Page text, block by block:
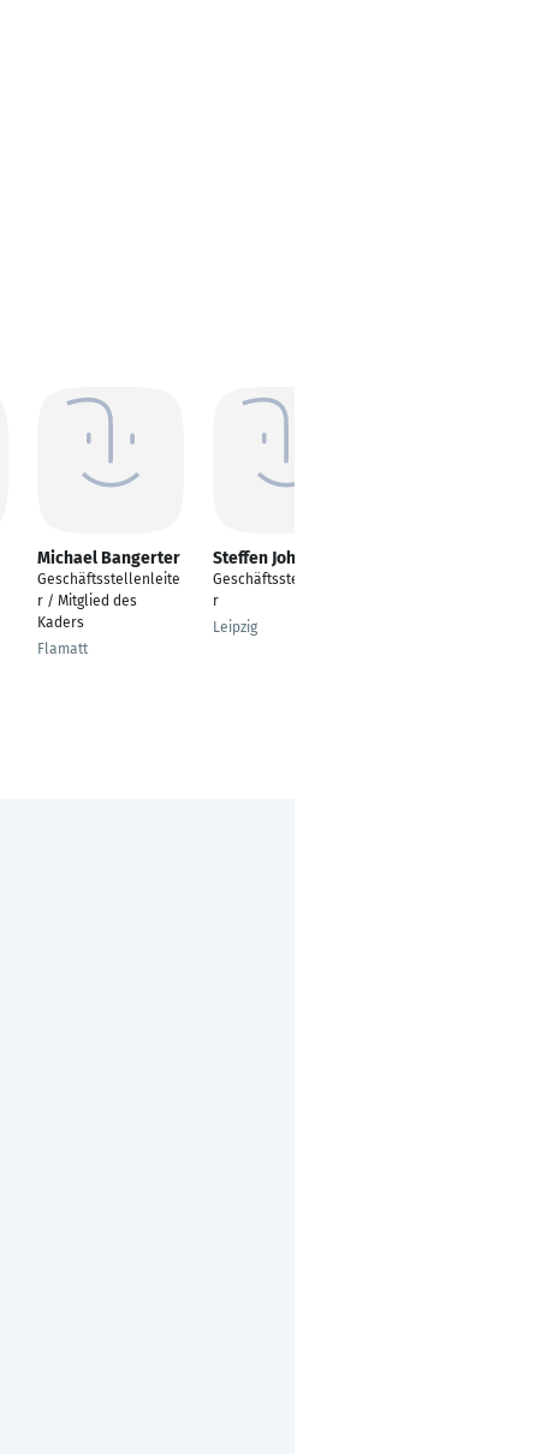
Michael Bangerter
Geschäftsstellenleite
r / Mitglied des
Kaders
Flamatt
Steffen Johne
Geschäftsstellenleite
r
Leipzig